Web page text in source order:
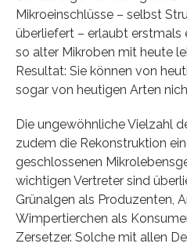
Mikroeinschlüsse – selbst
überliefert – erlaubt erstmals
so alter Mikroben mit heute
Resultat: Sie können von
sogar von heutigen Arten
Die ungewöhnliche Vielzahl
zudem die Rekonstruktion
geschlossenen
wichtigen Vertreter sind
Grünalgen als Produzenten,
Wimpertierchen als
Zersetzer. Solche mit allen